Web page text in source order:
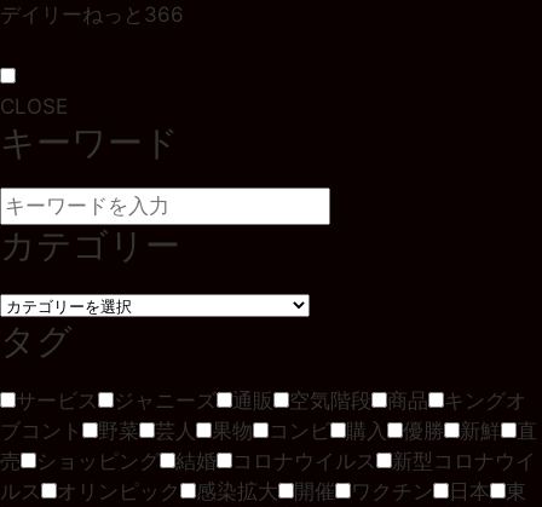
デイリーねっと366
CLOSE
キーワード
カテゴリー
タグ
サービス ジャニーズ 通販 空気階段 商品
キングオ
ブコント
野菜 芸人 果物 コンビ 購入 優勝 新鮮
直
売
ショッピング 結婚 コロナウイルス
新型コロナウイ
ルス
オリンピック 感染拡大 開催 ワクチン 日本
東